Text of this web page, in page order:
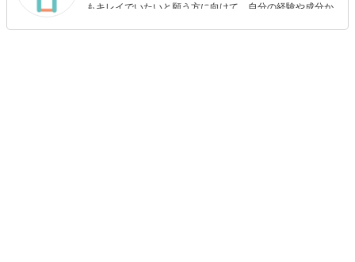
もキレイでいたいと願う方に向けて、自分の経験や成分か